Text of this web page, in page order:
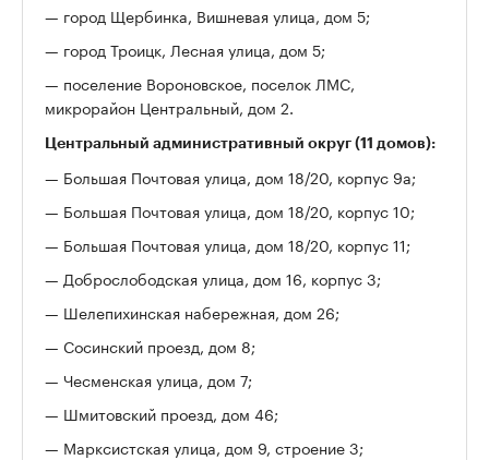
— город Щербинка, Вишневая улица, дом 5;
— город Троицк, Лесная улица, дом 5;
— поселение Вороновское, поселок ЛМС,
микрорайон Центральный, дом 2.
Центральный административный округ (11 домов):
— Большая Почтовая улица, дом 18/20, корпус 9а;
— Большая Почтовая улица, дом 18/20, корпус 10;
— Большая Почтовая улица, дом 18/20, корпус 11;
— Доброслободская улица, дом 16, корпус 3;
— Шелепихинская набережная, дом 26;
— Сосинский проезд, дом 8;
— Чесменская улица, дом 7;
— Шмитовский проезд, дом 46;
— Марксистская улица, дом 9, строение 3;